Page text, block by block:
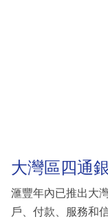
大灣區四通
滙豐年內已推出大
戶、付款、服務和